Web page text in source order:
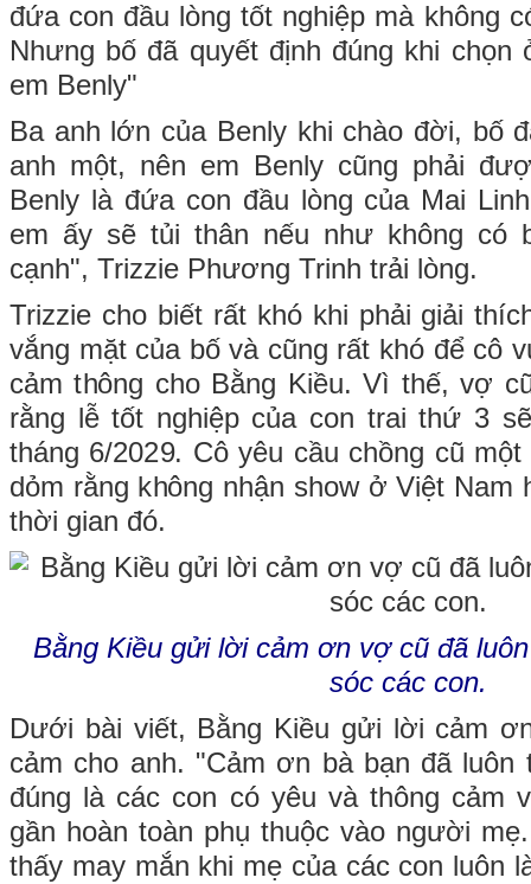
đứa con đầu lòng tốt nghiệp mà không
Nhưng bố đã quyết định đúng khi chọn
em Benly"
Ba anh lớn của Benly khi chào đời, bố
anh một, nên em Benly cũng phải
Benly là đứa con đầu lòng của Mai
em ấy sẽ tủi thân nếu như không có
cạnh", Trizzie Phương Trinh trải lòng.
Trizzie cho biết rất khó khi phải giải
vắng mặt của bố và cũng rất khó để cô
cảm thông cho Bằng Kiều. Vì thế, vợ
rằng lễ tốt nghiệp của con trai thứ 3
tháng 6/2029. Cô yêu cầu chồng cũ
dỏm rằng không nhận show ở Việt Nam
thời gian đó.
Bằng Kiều gửi lời cảm ơn vợ cũ đã
sóc các con.
Dưới bài viết, Bằng Kiều gửi lời cảm
cảm cho anh. "Cảm ơn bà bạn đã luôn
đúng là các con có yêu và thông cảm
gần hoàn toàn phụ thuộc vào người
thấy may mắn khi mẹ của các con luôn